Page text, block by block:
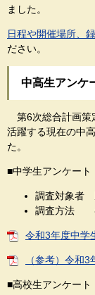
ました。
日程や開催場所、
ださい。
中高生アンケ
第6次総合計画策
活躍する現在の中
た。
■中学生アンケート
調査対象者
調査方法 各
令和3年度中学
（参考）令和
■高校生アンケート